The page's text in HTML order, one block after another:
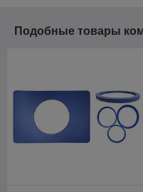
Подобные товары